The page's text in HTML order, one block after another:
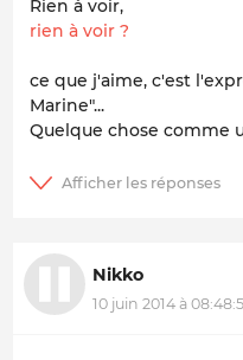
Rien à voir,
rien à voir ?
ce que j'aime, c'est
Marine"...
Quelque chose comme
Nikko
10 juin 2014 à